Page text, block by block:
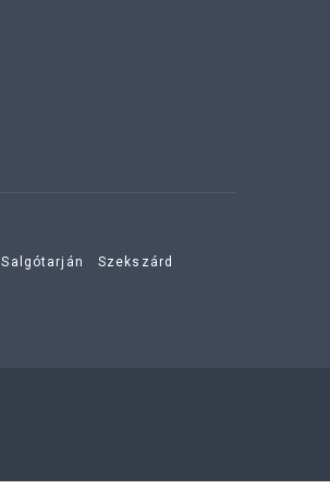
Salgótarján Szekszárd